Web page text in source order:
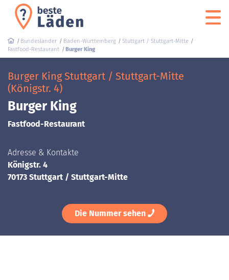
Bundesländer Baden-Württemberg
Stuttgart / Stuttgart-Mitte
Fastfood-Restaurant
Burger King
Burger King Stuttgart / Stuttgart-Mitte
(Königstr. 4)
Burger King
Fastfood-Restaurant
Adresse & Kontakte
Königstr. 4
70173 Stuttgart / Stuttgart-Mitte
Die Nummer sehen